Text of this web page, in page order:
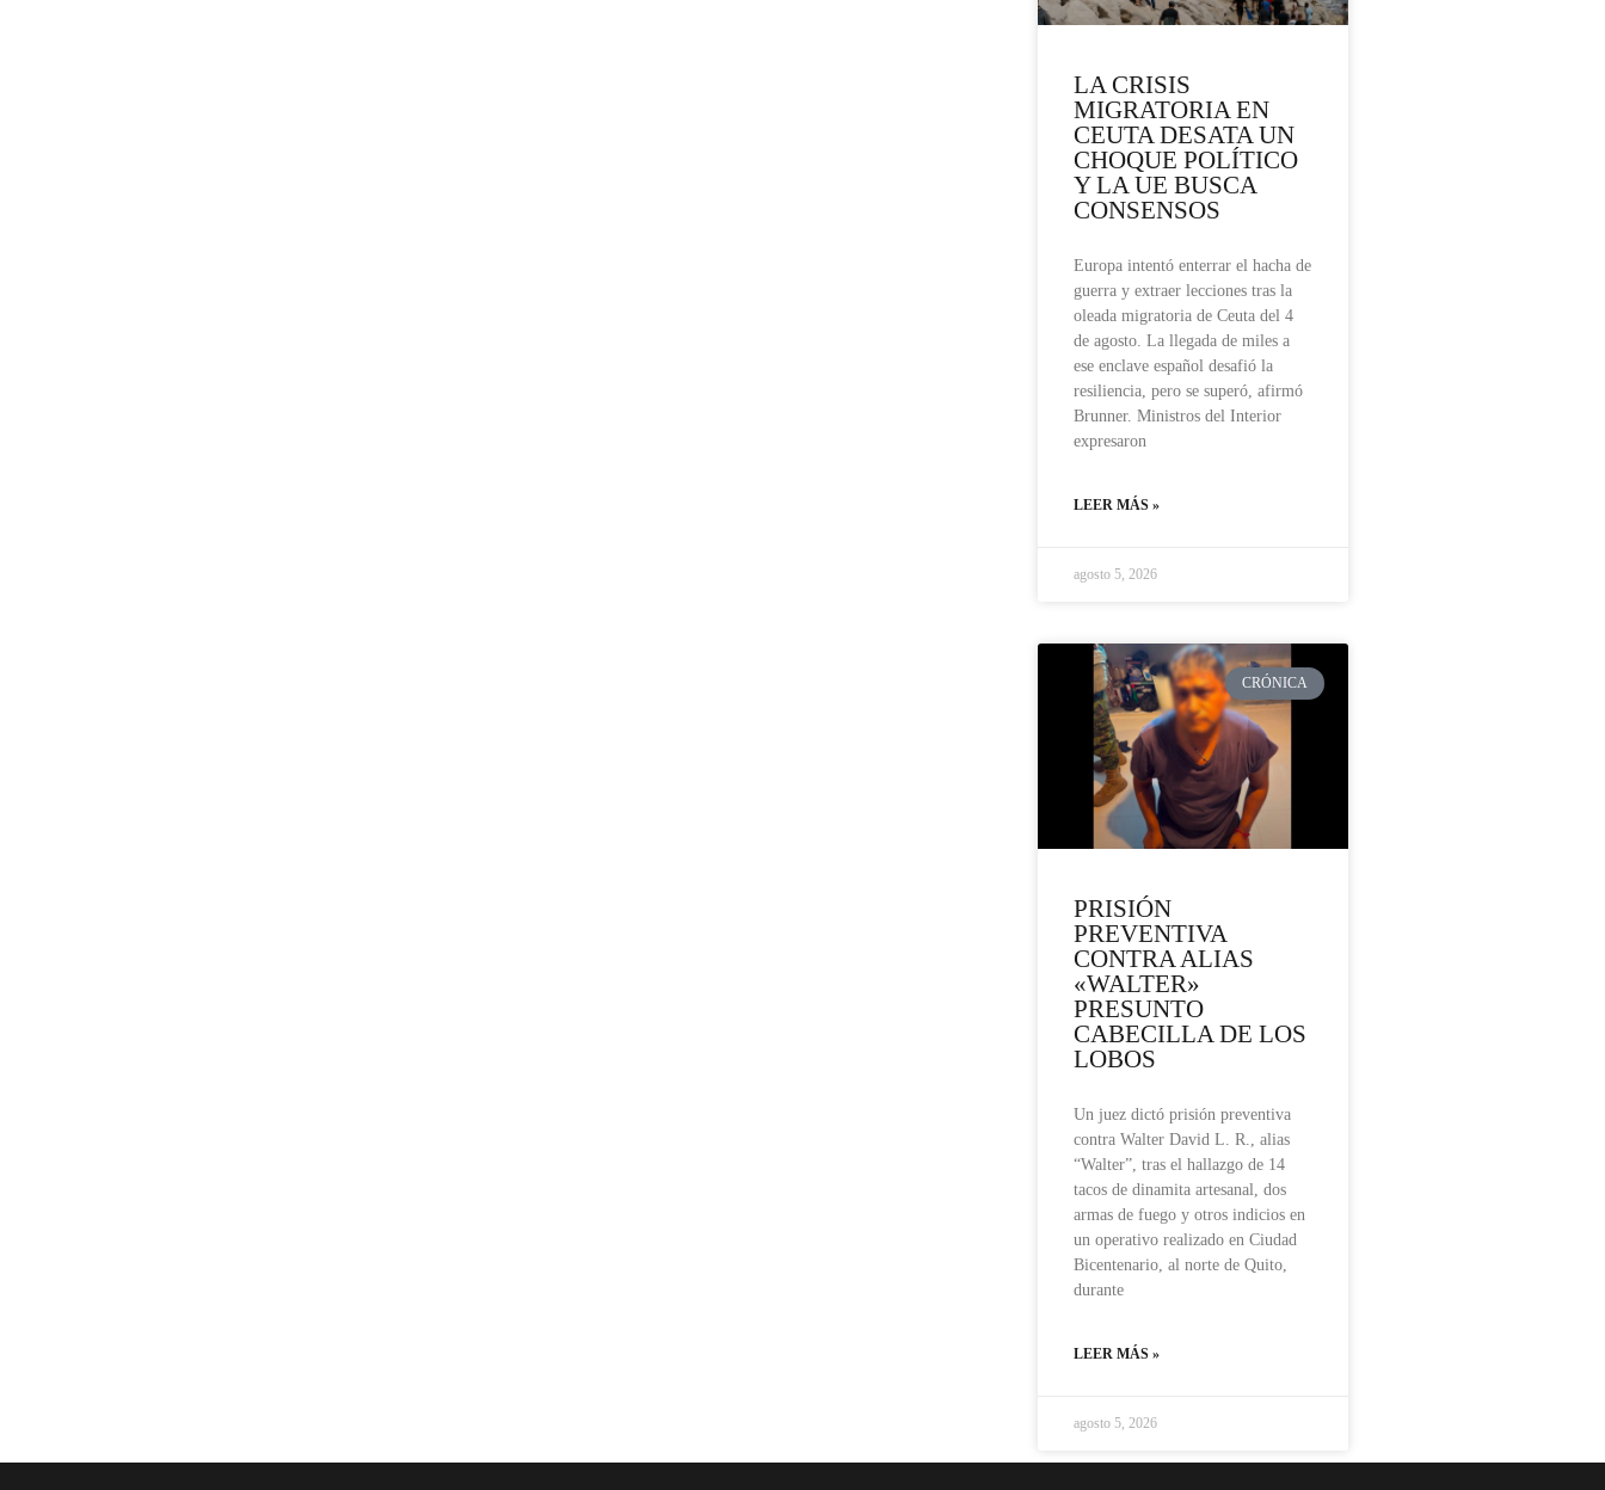
LA CRISIS
MIGRATORIA EN
CEUTA DESATA UN
CHOQUE POLÍTICO
Y LA UE BUSCA
CONSENSOS
Europa intentó enterrar el hacha de
guerra y extraer lecciones tras la
oleada migratoria de Ceuta del 4
de agosto. La llegada de miles a
ese enclave español desafió la
resiliencia, pero se superó, afirmó
Brunner. Ministros del Interior
expresaron
LEER MÁS »
agosto 5, 2026
CRÓNICA
PRISIÓN
PREVENTIVA
CONTRA ALIAS
«WALTER»
PRESUNTO
CABECILLA DE LOS
LOBOS
Un juez dictó prisión preventiva
contra Walter David L. R., alias
“Walter”, tras el hallazgo de 14
tacos de dinamita artesanal, dos
armas de fuego y otros indicios en
un operativo realizado en Ciudad
Bicentenario, al norte de Quito,
durante
LEER MÁS »
agosto 5, 2026